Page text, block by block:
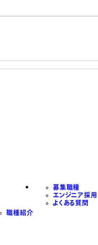
職種紹介
募集職種
エンジニア採用
よくある質問